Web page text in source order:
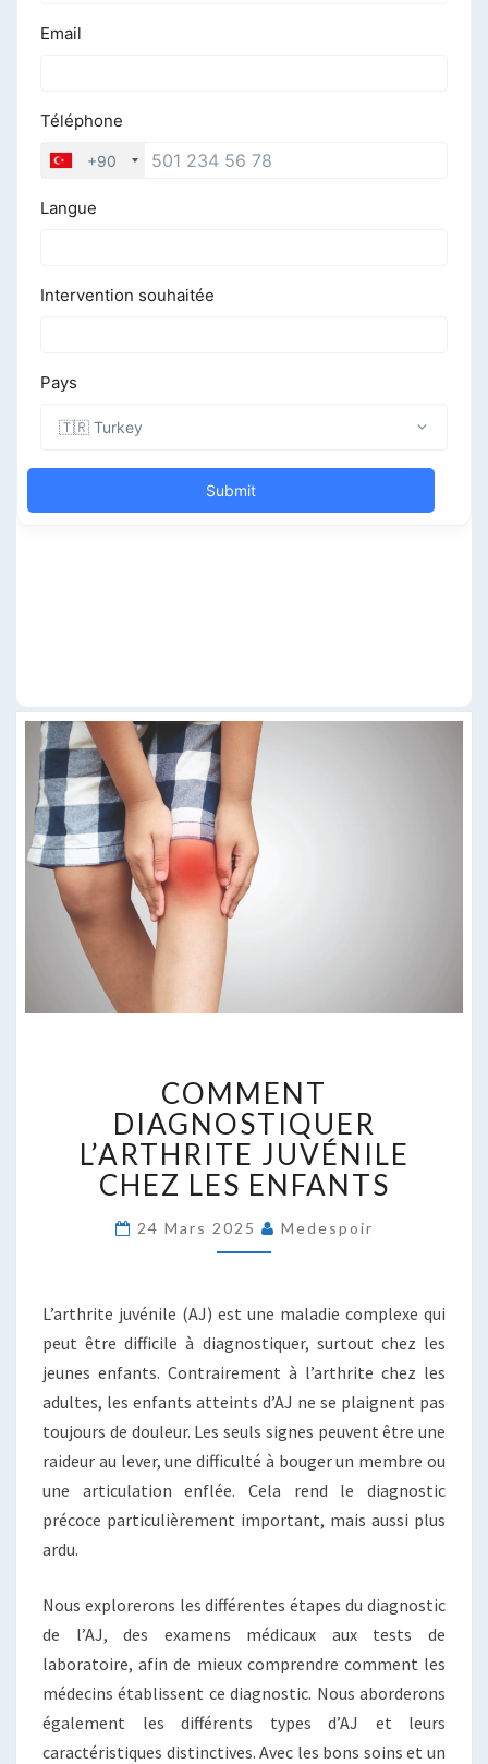
DIAGNOSTIQUER
L’ARTHRITE
JUVÉNILE
CHEZ
LES
COMMENT
DIAGNOSTIQUER
L’ARTHRITE JUVÉNILE
CHEZ LES ENFANTS
24 Mars 2025 Medespoir
L’arthrite juvénile (AJ) est une maladie complexe qui
peut être difficile à diagnostiquer, surtout chez les
jeunes enfants. Contrairement à l’arthrite chez les
adultes, les enfants atteints d’AJ ne se plaignent pas
toujours de douleur. Les seuls signes peuvent être une
raideur au lever, une difficulté à bouger un membre ou
une articulation enflée. Cela rend le diagnostic
précoce particulièrement important, mais aussi plus
ardu.
Nous explorerons les différentes étapes du diagnostic
de l’AJ, des examens médicaux aux tests de
laboratoire, afin de mieux comprendre comment les
médecins établissent ce diagnostic. Nous aborderons
également les différents types d’AJ et leurs
caractéristiques distinctives. Avec les bons soins et un